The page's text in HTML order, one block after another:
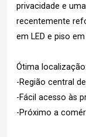
privacidade e
recentemente
em LED e piso
Ótima localização:
-Região central
-Fácil acesso às
-Próximo a